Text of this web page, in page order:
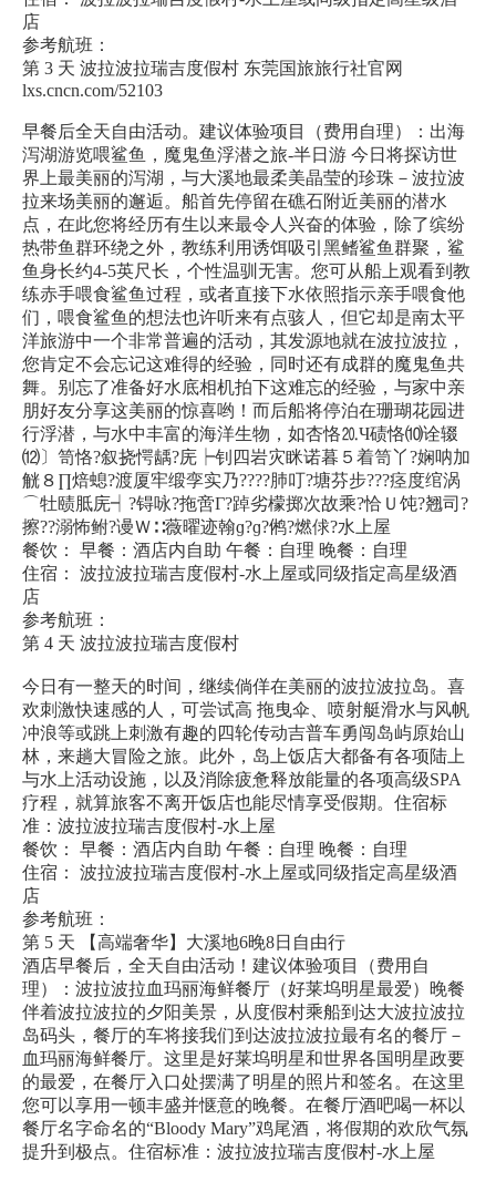
店
参考航班：
第 3 天 波拉波拉瑞吉度假村 东莞国旅旅行社官网
lxs.cncn.com/52103
早餐后全天自由活动。建议体验项目（费用自理）：出海
泻湖游览喂鲨鱼，魔鬼鱼浮潜之旅-半日游 今日将探访世
界上最美丽的泻湖，与大溪地最柔美晶莹的珍珠－波拉波
拉来场美丽的邂逅。船首先停留在礁石附近美丽的潜水
点，在此您将经历有生以来最令人兴奋的体验，除了缤纷
热带鱼群环绕之外，教练利用诱饵吸引黑鳍鲨鱼群聚，鲨
鱼身长约4-5英尺长，个性温驯无害。您可从船上观看到教
练赤手喂食鲨鱼过程，或者直接下水依照指示亲手喂食他
们，喂食鲨鱼的想法也许听来有点骇人，但它却是南太平
洋旅游中一个非常普遍的活动，其发源地就在波拉波拉，
您肯定不会忘记这难得的经验，同时还有成群的魔鬼鱼共
舞。别忘了准备好水底相机拍下这难忘的经验，与家中亲
朋好友分享这美丽的惊喜哟！而后船将停泊在珊瑚花园进
行浮潜，与水中丰富的海洋生物，如杏恪⒛Ч碛恪⑽诠辍
⑿〕笥恪?叙挠愕龋?庑┝钊四岩灾眯诺暮５着笥丫?娴呐加
觥８∏焙螅?渡厦牢缎孪实乃????肺叮?塘芬步???痉度绾涡
⌒牡赜胝庑┥?锝咏?拖啻Γ?踔劣檬掷次故乘?恰Ｕ饨?翘司?
擦??溺怖鲋?谩Ｗ∷薇曜迹翰ɡ?ɡ?鸺?燃俅?水上屋
餐饮： 早餐：酒店内自助 午餐：自理 晚餐：自理
住宿： 波拉波拉瑞吉度假村-水上屋或同级指定高星级酒
店
参考航班：
第 4 天 波拉波拉瑞吉度假村
今日有一整天的时间，继续倘佯在美丽的波拉波拉岛。喜
欢刺激快速感的人，可尝试高 拖曳伞、喷射艇滑水与风帆
冲浪等或跳上刺激有趣的四轮传动吉普车勇闯岛屿原始山
林，来趟大冒险之旅。此外，岛上饭店大都备有各项陆上
与水上活动设施，以及消除疲惫释放能量的各项高级SPA
疗程，就算旅客不离开饭店也能尽情享受假期。住宿标
准：波拉波拉瑞吉度假村-水上屋
餐饮： 早餐：酒店内自助 午餐：自理 晚餐：自理
住宿： 波拉波拉瑞吉度假村-水上屋或同级指定高星级酒
店
参考航班：
第 5 天 【高端奢华】大溪地6晚8日自由行
酒店早餐后，全天自由活动！建议体验项目（费用自
理）：波拉波拉血玛丽海鲜餐厅（好莱坞明星最爱）晚餐
伴着波拉波拉的夕阳美景，从度假村乘船到达大波拉波拉
岛码头，餐厅的车将接我们到达波拉波拉最有名的餐厅－
血玛丽海鲜餐厅。这里是好莱坞明星和世界各国明星政要
的最爱，在餐厅入口处摆满了明星的照片和签名。在这里
您可以享用一顿丰盛并惬意的晚餐。在餐厅酒吧喝一杯以
餐厅名字命名的“Bloody Mary”鸡尾酒，将假期的欢欣气氛
提升到极点。住宿标准：波拉波拉瑞吉度假村-水上屋